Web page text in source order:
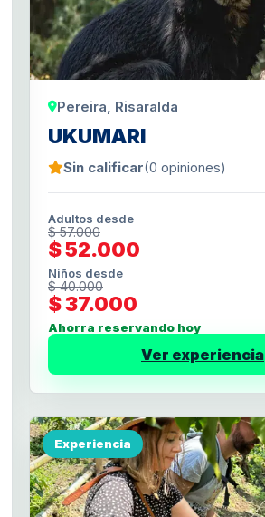
Pereira, Risaralda
UKUMARI
Sin calificar(0 opiniones)
Adultos desde
$ 57.000
$ 52.000
Niños desde
$ 40.000
$ 37.000
Ahorra reservando hoy
Ver experiencia
Experiencia